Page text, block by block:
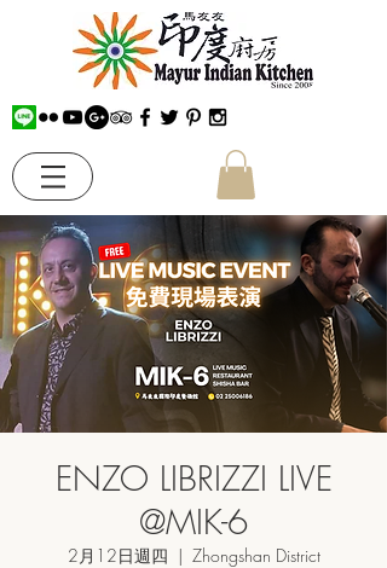
ENZO LIBRIZZI LIVE
@MIK-6
2月12日週四
  |
Zhongshan District